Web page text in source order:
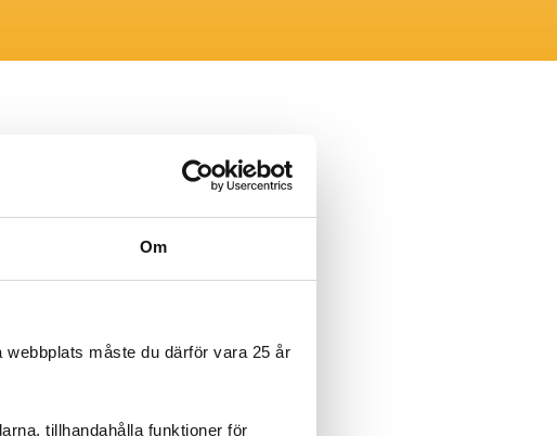
Om
webbplats måste du därför vara 25 år
tillhandahålla funktioner för